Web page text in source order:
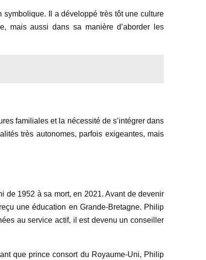
symbolique. Il a développé très tôt une culture
mais aussi dans sa manière d’aborder les
familiales et la nécessité de s’intégrer dans
très autonomes, parfois exigeantes, mais
de 1952 à sa mort, en 2021. Avant de devenir
une éducation en Grande-Bretagne. Philip
au service actif, il est devenu un conseiller
que prince consort du Royaume-Uni, Philip